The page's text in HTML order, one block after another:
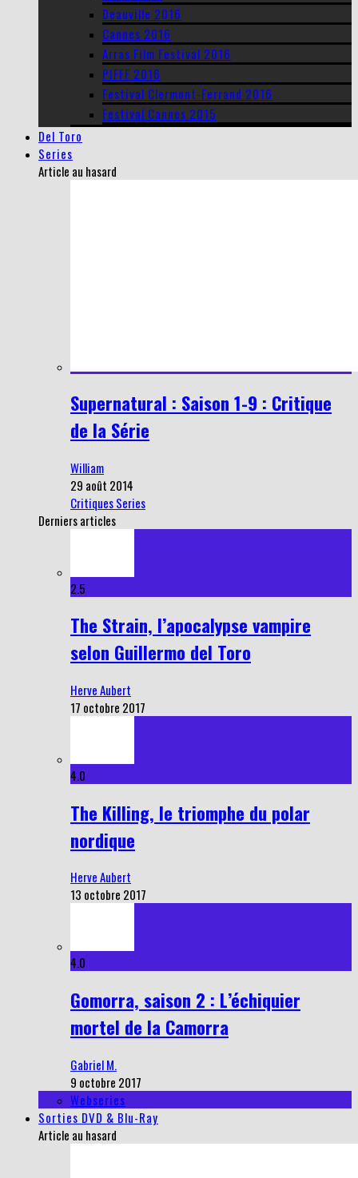
Deauville 2016
Cannes 2016
Arras Film Festival 2016
PIFFF 2016
Festival Clermont-Ferrand 2016
Festival Cannes 2015
Del Toro
Series
Article au hasard
Supernatural : Saison 1-9 : Critique
de la Série
William
29 août 2014
Critiques Series
Derniers articles
2.5
The Strain, l’apocalypse vampire
selon Guillermo del Toro
Herve Aubert
17 octobre 2017
4.0
The Killing, le triomphe du polar
nordique
Herve Aubert
13 octobre 2017
4.0
Gomorra, saison 2 : L’échiquier
mortel de la Camorra
Gabriel M.
9 octobre 2017
Webseries
Sorties DVD & Blu-Ray
Article au hasard